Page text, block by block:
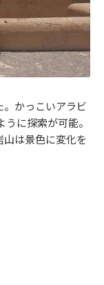
。かっこいアラビ
に探索が可能。
山は景色に変化を